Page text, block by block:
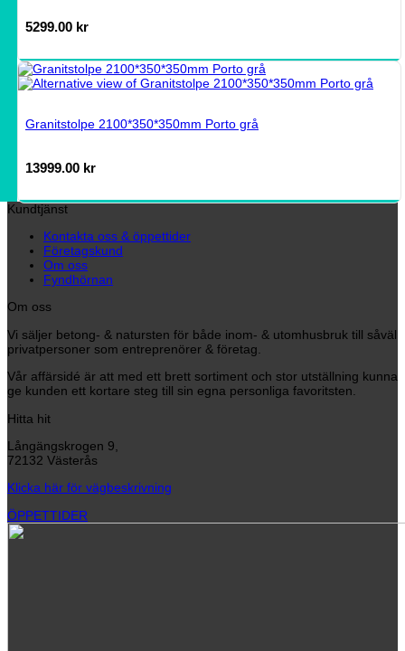
5299.00 kr
Granitstolpe 2100*350*350mm Porto grå
13999.00 kr
Kundtjänst
Kontakta oss & öppettider
Företagskund
Om oss
Fyndhörnan
Om oss
Vi säljer betong- & natursten för både inom- & utomhusbruk till såväl
privatpersoner som entreprenörer & företag.
Vår affärsidé är att med ett brett sortiment och stor utställning kunna
ge kunden ett kortare steg till sin egna personliga favoritsten.
Hitta hit
Långängskrogen 9,
72132 Västerås
Klicka här för vägbeskrivning
ÖPPETTIDER